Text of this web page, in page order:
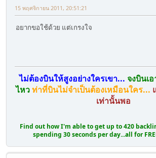
15 พฤศจิกายน 2011, 20:51:21
อยากขอใช้ด้วย แต่เกรงใจ
ไม่ต้องบินให้สูงอย่างใครเขา... จงบินเ
ไหว ท่าที่บินไม่จำเป็นต้องเหมือนใคร...
เท่านั้นพอ
Find out how I'm able to get up to 420
spending 30 seconds per day...all for